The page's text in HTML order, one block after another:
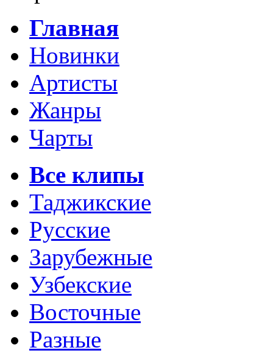
Главная
Новинки
Артисты
Жанры
Чарты
Все клипы
Таджикские
Русские
Зарубежные
Узбекские
Восточные
Разные